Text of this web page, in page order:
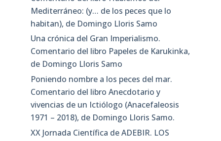
Mediterráneo: (y… de los peces que lo
habitan), de Domingo Lloris Samo
Una crónica del Gran Imperialismo.
Comentario del libro Papeles de Karukinka,
de Domingo Lloris Samo
Poniendo nombre a los peces del mar.
Comentario del libro Anecdotario y
vivencias de un Ictiólogo (Anacefaleosis
1971 – 2018), de Domingo Lloris Samo.
XX Jornada Científica de ADEBIR. LOS